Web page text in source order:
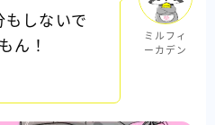
もしないで
ん！
ミルフィ
ーカデン